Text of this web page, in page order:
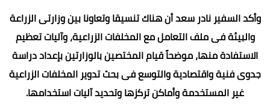
وأكد السفير نادر سعد أن هناك تنسيقا وتعاونا بين وزارتى الزراعة
والبيئة فى ملف التعامل مع المخلفات الزراعية، وآليات تعظيم
الاستفادة منها، موضحاً قيام المختصين بالوزارتين بإعداد دراسة
جدوى فنية واقتصادية والتوسع فى بحث تدوير المخلفات الزراعية
غير المستخدمة وأماكن تركزها وتحديد آليات استخدامها.